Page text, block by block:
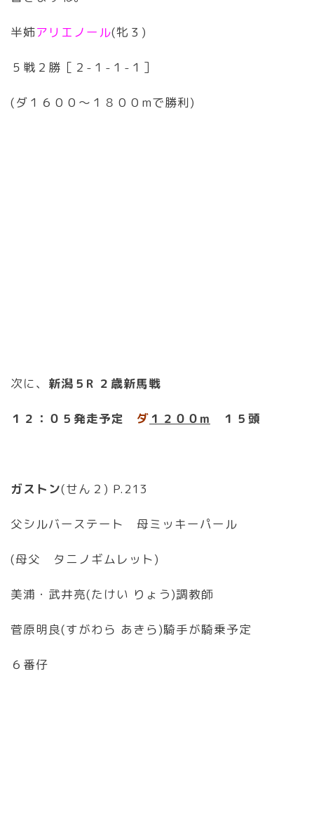
半姉アリエノール(牝３)
５戦２勝［２-１-１-１］
(ダ１６００〜１８００mで勝利)
次に、 新潟５R ２歳新馬戦
１２ ：０５発走予定 ダ １２ ００m １５頭
ガストン(せん２) P.213
父シルバーステート 母ミッキーパール
(母父 タニノギムレット)
美浦・武井亮(たけい りょう)調教師
菅原明良(すがわら あきら)騎手が騎乗予定
６番仔